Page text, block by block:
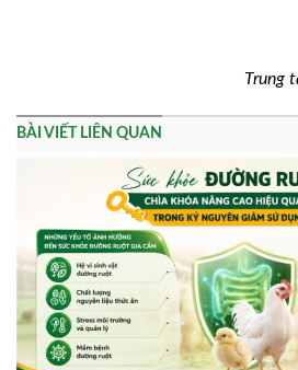
Trung
BÀI VIẾT LIÊN QUAN